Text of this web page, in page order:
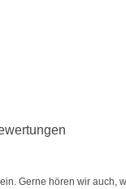
Gerne hören wir auch,